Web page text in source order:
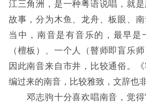
江三角洲，是一种粤语说唱，就
故事，分为木鱼、龙舟、板眼、南
当中，南音是有音乐的，最早是
（檀板）、一个人（瞽师即盲乐
因此南音来自市井，比较通俗。
编过来的南音，比较雅致，文辞也
邓志驹十分喜欢唱南音，觉得